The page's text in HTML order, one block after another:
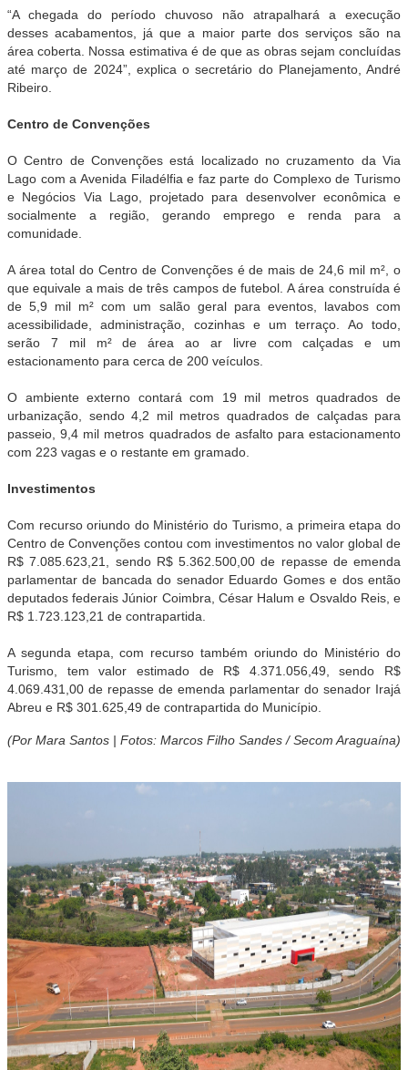
“A chegada do período chuvoso não atrapalhará a execução
desses acabamentos, já que a maior parte dos serviços são na
área coberta. Nossa estimativa é de que as obras sejam concluídas
até março de 2024”, explica o secretário do Planejamento, André
Ribeiro.
Centro de Convenções
O Centro de Convenções está localizado no cruzamento da Via
Lago com a Avenida Filadélfia e faz parte do Complexo de Turismo
e Negócios Via Lago, projetado para desenvolver econômica e
socialmente a região, gerando emprego e renda para a
comunidade.
A área total do Centro de Convenções é de mais de 24,6 mil m², o
que equivale a mais de três campos de futebol. A área construída é
de 5,9 mil m² com um salão geral para eventos, lavabos com
acessibilidade, administração, cozinhas e um terraço. Ao todo,
serão 7 mil m² de área ao ar livre com calçadas e um
estacionamento para cerca de 200 veículos.
O ambiente externo contará com 19 mil metros quadrados de
urbanização, sendo 4,2 mil metros quadrados de calçadas para
passeio, 9,4 mil metros quadrados de asfalto para estacionamento
com 223 vagas e o restante em gramado.
Investimentos
Com recurso oriundo do Ministério do Turismo, a primeira etapa do
Centro de Convenções contou com investimentos no valor global de
R$ 7.085.623,21, sendo R$ 5.362.500,00 de repasse de emenda
parlamentar de bancada do senador Eduardo Gomes e dos então
deputados federais Júnior Coimbra, César Halum e Osvaldo Reis, e
R$ 1.723.123,21 de contrapartida.
A segunda etapa, com recurso também oriundo do Ministério do
Turismo, tem valor estimado de R$ 4.371.056,49, sendo R$
4.069.431,00 de repasse de emenda parlamentar do senador Irajá
Abreu e R$ 301.625,49 de contrapartida do Município.
(Por Mara Santos | Fotos: Marcos Filho Sandes / Secom Araguaína)